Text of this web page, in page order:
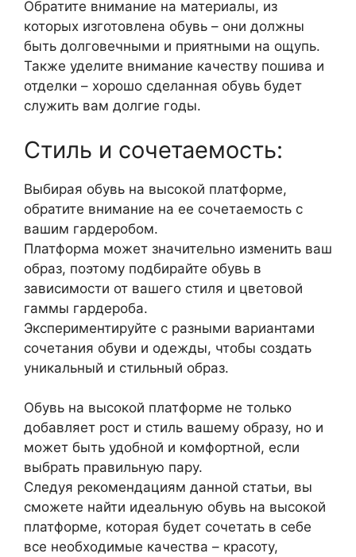
Обратите внимание на материалы, из
которых изготовлена обувь – они должны
быть долговечными и приятными на ощупь.
Также уделите внимание качеству пошива и
отделки – хорошо сделанная обувь будет
служить вам долгие годы.
Стиль и сочетаемость:
Выбирая обувь на высокой платформе,
обратите внимание на ее сочетаемость с
вашим гардеробом.
Платформа может значительно изменить ваш
образ, поэтому подбирайте обувь в
зависимости от вашего стиля и цветовой
гаммы гардероба.
Экспериментируйте с разными вариантами
сочетания обуви и одежды, чтобы создать
уникальный и стильный образ.
Обувь на высокой платформе не только
добавляет рост и стиль вашему образу, но и
может быть удобной и комфортной, если
выбрать правильную пару.
Следуя рекомендациям данной статьи, вы
сможете найти идеальную обувь на высокой
платформе, которая будет сочетать в себе
все необходимые качества – красоту,